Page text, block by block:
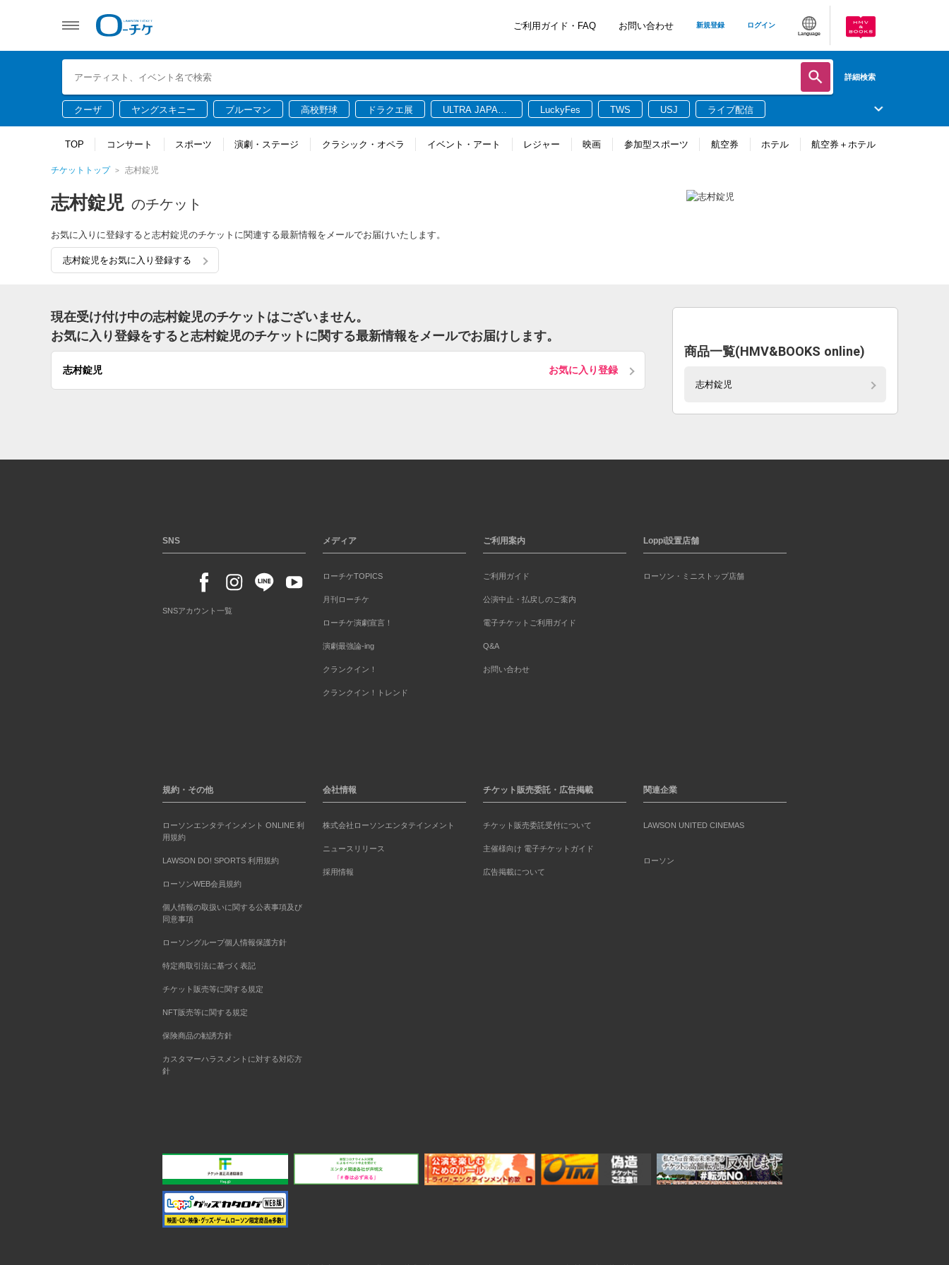
ご利用ガイド・FAQ お問い合わせ 新規登録 ログイン
Language
詳細検索
クーザ ヤングスキニー ブルーマン 高校野球 ドラクエ展
ULTRA JAPAN
LuckyFes TWS USJ ライブ配信
TOP コンサート スポーツ 演劇・ステージ クラシック・オペラ イベント・アート レジャー 映画 参加型スポーツ 航空券 ホテル 航空券＋ホテル
チケットトップ 志村錠児
志村錠児 のチケット
お気に入りに登録すると志村錠児のチケットに関連する最新情報をメールでお届けいたします。
志村錠児をお気に入り登録する
現在受け付け中の志村錠児のチケットはございません。
お気に入り登録をすると志村錠児のチケットに関する最新情報をメールでお届けします。
志村錠児 お気に入り登録
商品一覧(HMV&BOOKS online)
志村錠児
SNS
SNSアカウント一覧
メディア
ローチケTOPICS
月刊ローチケ
ローチケ演劇宣言！
演劇最強論-ing
クランクイン！
クランクイン！トレンド
ご利用案内
ご利用ガイド
公演中止・払戻しのご案内
電子チケットご利用ガイド
Q&A
お問い合わせ
Loppi設置店舗
ローソン・ミニストップ店舗
規約・その他
ローソンエンタテインメント ONLINE 利
用規約
LAWSON DO! SPORTS 利用規約
ローソンWEB会員規約
個人情報の取扱いに関する公表事項及び
同意事項
ローソングループ個人情報保護方針
特定商取引法に基づく表記
チケット販売等に関する規定
NFT販売等に関する規定
保険商品の勧誘方針
カスタマーハラスメントに対する対応方
針
会社情報
株式会社ローソンエンタテインメント
ニュースリリース
採用情報
チケット販売委託・広告掲載
チケット販売委託受付について
主催様向け 電子チケットガイド
広告掲載について
関連企業
LAWSON UNITED CINEMAS
ローソン